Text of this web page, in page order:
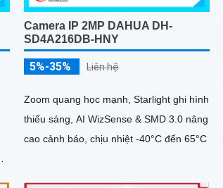
Camera IP 2MP DAHUA DH-
SD4A216DB-HNY
5%-35% Liên hệ
Zoom quang học mạnh, Starlight ghi hình
thiếu sáng, AI WizSense & SMD 3.0 nâng
cao cảnh báo, chịu nhiệt -40°C đến 65°C